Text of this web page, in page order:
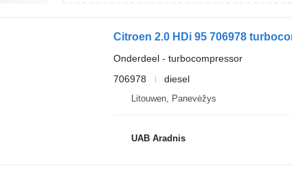
Citroen 2.0 HDi 95 706978
Onderdeel - turbocompressor
706978
diesel
Litouwen, Panevėžys
UAB Aradnis